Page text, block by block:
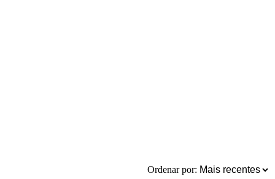
Ordenar por: